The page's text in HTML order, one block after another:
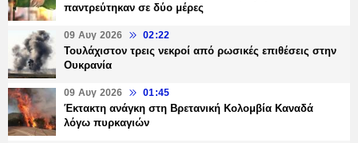
παντρεύτηκαν σε δύο μέρες
09 Αυγ 2026 02:22
Τουλάχιστον τρεις νεκροί από ρωσικές επιθέσεις στην
Ουκρανία
09 Αυγ 2026 01:45
Έκτακτη ανάγκη στη Βρετανική Κολομβία Καναδά
λόγω πυρκαγιών